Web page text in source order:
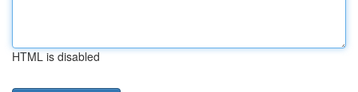
HTML is disabled